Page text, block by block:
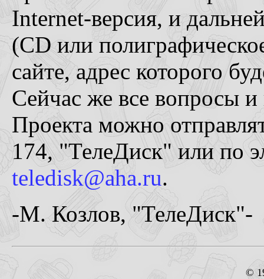
Internet-версия, и
(CD или
сайте, адрес которого
Сейчас же все вопросы
Проекта можно
174, "ТелеДиск" или по
teledisk@aha.ru.
-М. Козлов, "ТелеДиск"-
©